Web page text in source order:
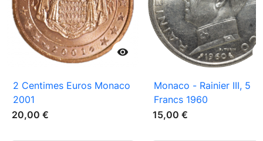

2 Centimes Euros Monaco
2001
20,00 €
Monaco - Rainier III, 5
Francs 1960
15,00 €